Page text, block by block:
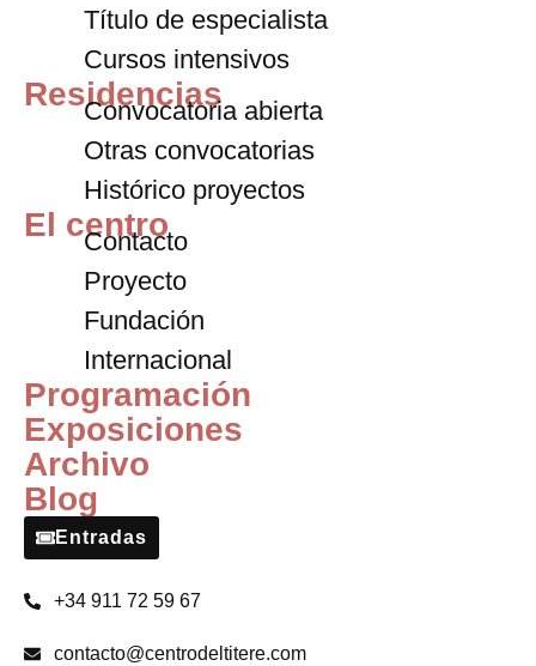
Título de especialista
Cursos intensivos
Residencias
Convocatoria abierta
Otras convocatorias
Histórico proyectos
El centro
Contacto
Proyecto
Fundación
Internacional
Programación
Exposiciones
Archivo
Blog
Entradas
+34 911 72 59 67
contacto@centrodeltitere.com